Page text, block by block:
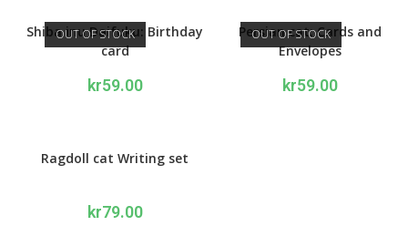
OUT OF STOCK
Shiba inu Daifuku: Birthday
card
kr59.00
OUT OF STOCK
Persian cat: Cards and
Envelopes
kr59.00
Ragdoll cat Writing set
kr79.00